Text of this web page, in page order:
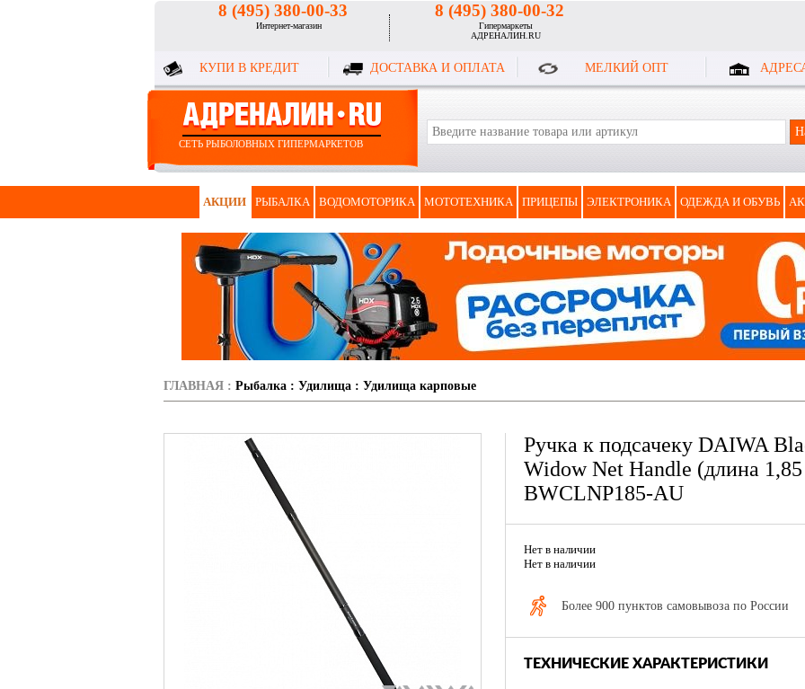
8 (495) 380-00-33
Интернет-магазин
8 (495) 380-00-32
Гипермаркеты
АДРЕНАЛИН.RU
КУПИ В КРЕДИТ ДОСТАВКА И ОПЛАТА МЕЛКИЙ ОПТ
СЕТЬ РЫБОЛОВНЫХ ГИПЕРМАРКЕТОВ
АКЦИИ РЫБАЛКА ВОДОМОТОРИКА МОТОТЕХНИКА ПРИЦЕПЫ ЭЛЕКТРОНИКА ОДЕЖДА И ОБУВЬ
ГЛАВНАЯ : Рыбалка : Удилища : Удилища карповые
Ручка к подсачеку DAIWA
Widow Net Handle (длина
BWCLNP185-AU
Нет в наличии
Нет в наличии
Более 900 пунктов самовывоза по России
ТЕХНИЧЕСКИЕ ХАРАКТЕРИСТИКИ